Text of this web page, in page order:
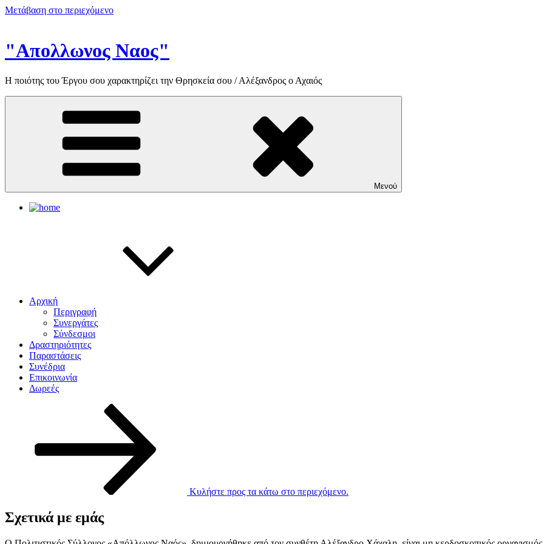
Μετάβαση στο περιεχόμενο
"Απολλωνος Ναος"
Η ποιότης του Έργου σου χαρακτηρίζει την Θρησκεία σου / Αλέξανδρος ο Αχαιός
Μενού
Αρχική
Περιγραφή
Συνεργάτες
Σύνδεσμοι
Δραστηριότητες
Παραστάσεις
Συνέδρια
Επικοινωνία
Δωρεές
Κυλήστε προς τα κάτω στο περιεχόμενο.
Σχετικά με εμάς